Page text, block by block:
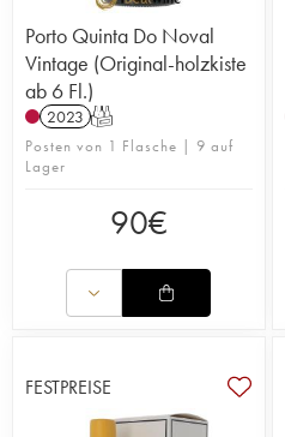
Porto Quinta Do Noval
Vintage (Original-holzkiste
ab 6 Fl.)
2023 T
Posten von 1 Flasche | 9 auf
Lager
90€
FESTPREISE